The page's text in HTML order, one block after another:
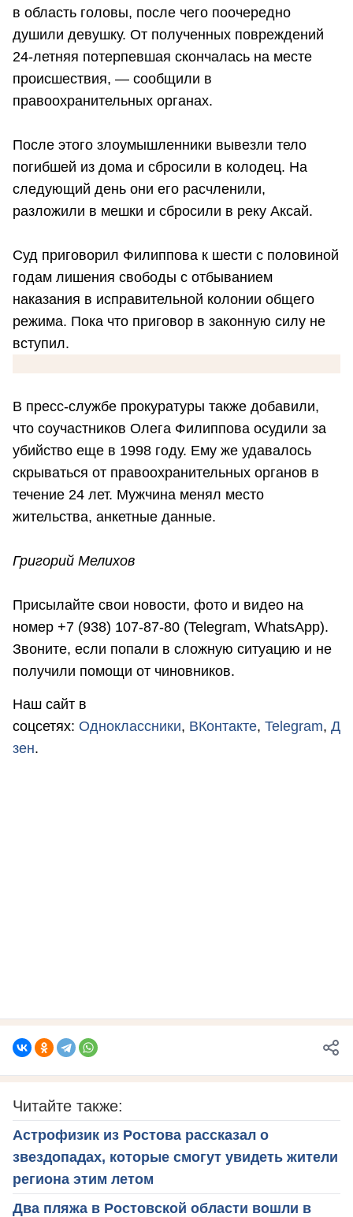
в область головы, после чего поочередно
душили девушку. От полученных повреждений
24-летняя потерпевшая скончалась на месте
происшествия, — сообщили в
правоохранительных органах.
После этого злоумышленники вывезли тело
погибшей из дома и сбросили в колодец. На
следующий день они его расчленили,
разложили в мешки и сбросили в реку Аксай.
Суд приговорил Филиппова к шести с половиной
годам лишения свободы с отбыванием
наказания в исправительной колонии общего
режима. Пока что приговор в законную силу не
вступил.
В пресс-службе прокуратуры также добавили,
что соучастников Олега Филиппова осудили за
убийство еще в 1998 году. Ему же удавалось
скрываться от правоохранительных органов в
течение 24 лет. Мужчина менял место
жительства, анкетные данные.
Григорий Мелихов
Присылайте свои новости, фото и видео на
номер +7 (938) 107-87-80 (Telegram, WhatsApp).
Звоните, если попали в сложную ситуацию и не
получили помощи от чиновников.
Наш сайт в
соцсетях: Одноклассники, ВКонтакте, Telegram, Д
зен.
Читайте также:
Астрофизик из Ростова рассказал о
звездопадах, которые смогут увидеть жители
региона этим летом
Два пляжа в Ростовской области вошли в